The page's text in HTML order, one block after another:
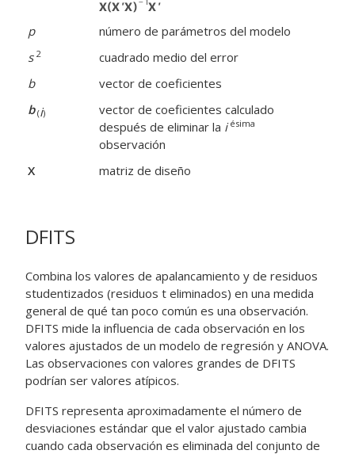
p
número de parámetros del modelo
s 2
cuadrado medio del error
b
vector de coeficientes
b (i)
vector de coeficientes calculado
después de eliminar la i ésima
observación
X
matriz de diseño
DFITS
Combina los valores de apalancamiento y de residuos
studentizados (residuos t eliminados) en una medida
general de qué tan poco común es una observación.
DFITS mide la influencia de cada observación en los
valores ajustados de un modelo de regresión y ANOVA.
Las observaciones con valores grandes de DFITS
podrían ser valores atípicos.
DFITS representa aproximadamente el número de
desviaciones estándar que el valor ajustado cambia
cuando cada observación es eliminada del conjunto de